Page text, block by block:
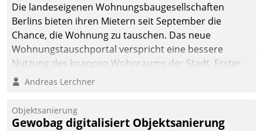
Die landeseigenen Wohnungsbaugesellschaften
Berlins bieten ihren Mietern seit September die
Chance, die Wohnung zu tauschen. Das neue
Wohnungstauschportal verspricht eine bessere
Nutzung des knappen Wohnraums der Stadt. Erster
Anwendungsfall für Datatrains Lösung API-Hub mit
Unternehmen.
Andreas Lerchner
Objektsanierung
Gewobag digitalisiert Objektsanierung